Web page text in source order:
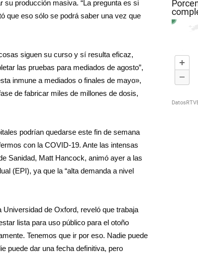
su producción masiva. “La pregunta es si
que eso sólo se podrá saber una vez que
siguen su curso y sí resulta eficaz,
las pruebas para mediados de agosto”,
inmune a mediados o finales de mayo»,
de fabricar miles de millones de dosis,
podrían quedarse este fin de semana
con la COVID-19. Ante las intensas
Sanidad, Matt Hancock, animó ayer a las
(EPI), ya que la “alta demanda a nivel
de Oxford, reveló que trabaja
lista para uso público para el otoño
Tenemos que ir por eso. Nadie puede
puede dar una fecha definitiva, pero